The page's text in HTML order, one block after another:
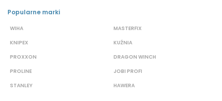
Popularne marki
WIHA
KNIPEX
PROXXON
PROLINE
STANLEY
MASTERFIX
KUŹNIA
DRAGON WINCH
JOBI PROFI
HAWERA